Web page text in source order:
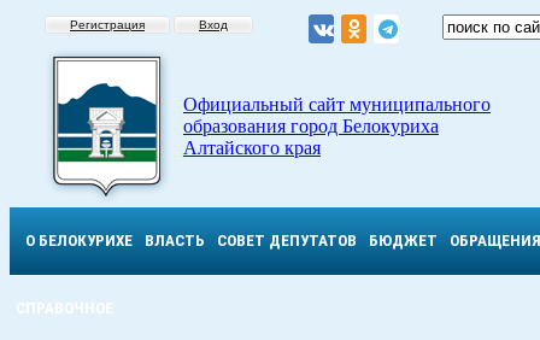
Регистрация Вход
Официальный сайт муниципального
образования город Белокуриха
Алтайского края
О БЕЛОКУРИХЕ ВЛАСТЬ СОВЕТ ДЕПУТАТОВ БЮДЖЕТ ОБРАЩЕНИЯ
СПРАВОЧНОЕ